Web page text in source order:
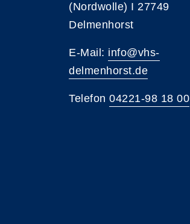
(Nordwolle) I 27749
Delmenhorst
E-Mail: info@vhs-
delmenhorst.de
Telefon 04221-98 18 00